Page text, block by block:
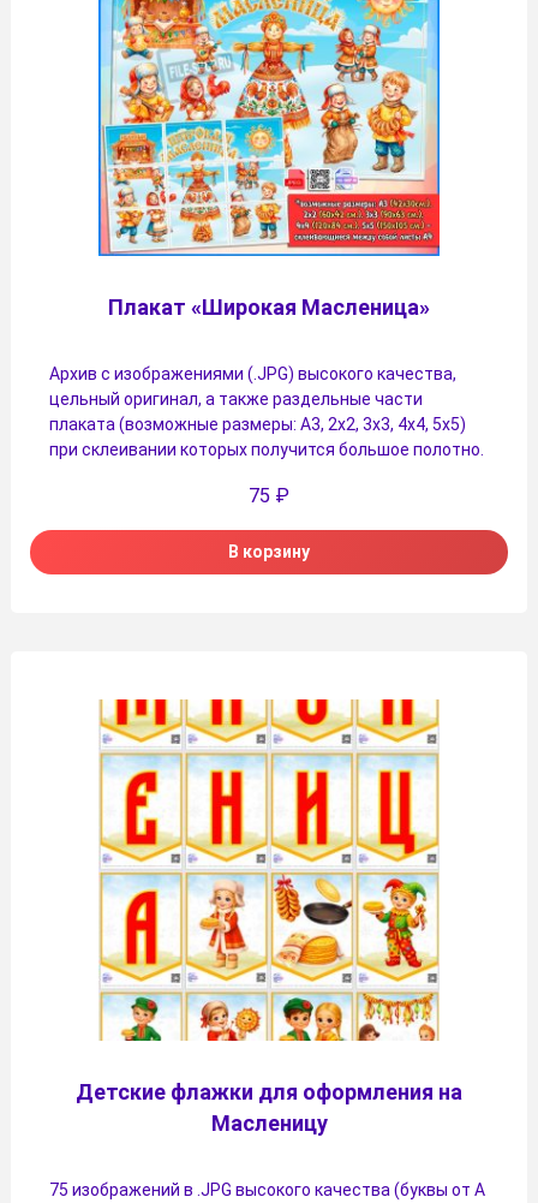
Плакат «Широкая Масленица»
Архив с изображениями (.JPG) высокого качества,
цельный оригинал, а также раздельные части
плаката (возможные размеры: А3, 2х2, 3х3, 4х4, 5х5)
при склеивании которых получится большое полотно.
75 ₽
В корзину
Детские флажки для оформления на
Масленицу
75 изображений в .JPG высокого качества (буквы от А